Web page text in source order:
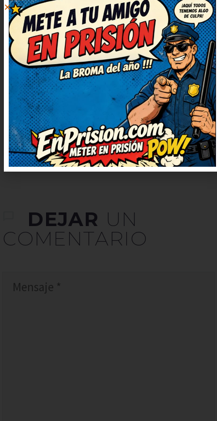
28 abril, 2025 at
19:42
De lujo este chiste, muy simpático
y fresco. El juego de palabras está
finísimo, me ha sorprendido.
Deberían hacer una serie solo con
chistes como este. Qué arte, ojalá
subáis más chistes así.
DEJAR UN
COMENTARIO